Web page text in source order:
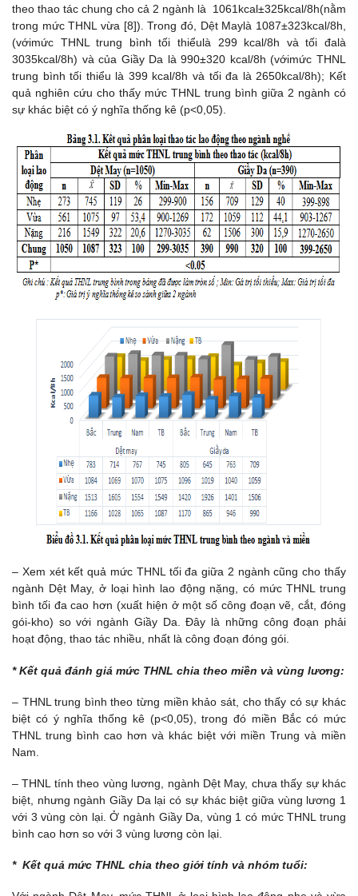
theo thao tác chung cho cả 2 ngành là 1061kcal±325kcal/8h(nằm
trong mức THNL vừa [8]). Trong đó, Dệt Maylà 1087±323kcal/8h,
(vớimức THNL trung bình tối thiểulà 299 kcal/8h và tối đalà
3035kcal/8h) và của Giầy Da là 990±320 kcal/8h (vớimức THNL
trung bình tối thiểu là 399 kcal/8h và tối đa là 2650kcal/8h); Kết
quả nghiên cứu cho thấy mức THNL trung bình giữa 2 ngành có
sự khác biệt có ý nghĩa thống kê (p<0,05).
– Xem xét kết quả mức THNL tối đa giữa 2 ngành cũng cho thấy
ngành Dệt May, ở loại hình lao động nặng, có mức THNL trung
bình tối đa cao hơn (xuất hiện ở một số công đoạn vẽ, cắt, đóng
gói-kho) so với ngành Giầy Da. Đây là những công đoạn phải
hoạt động, thao tác nhiều, nhất là công đoạn đóng gói.
* Kết quả đánh giá mức THNL chia theo miền và vùng lương:
– THNL trung bình theo từng miền khảo sát, cho thấy có sự khác
biệt có ý nghĩa thống kê (p<0,05), trong đó miền Bắc có mức
THNL trung bình cao hơn và khác biệt với miền Trung và miền
Nam.
– THNL tính theo vùng lương, ngành Dệt May, chưa thấy sự khác
biệt, nhưng ngành Giầy Da lại có sự khác biệt giữa vùng lương 1
với 3 vùng còn lại. Ở ngành Giầy Da, vùng 1 có mức THNL trung
bình cao hơn so với 3 vùng lương còn lại.
* Kết quả mức THNL chia theo giới tính và nhóm tuổi: